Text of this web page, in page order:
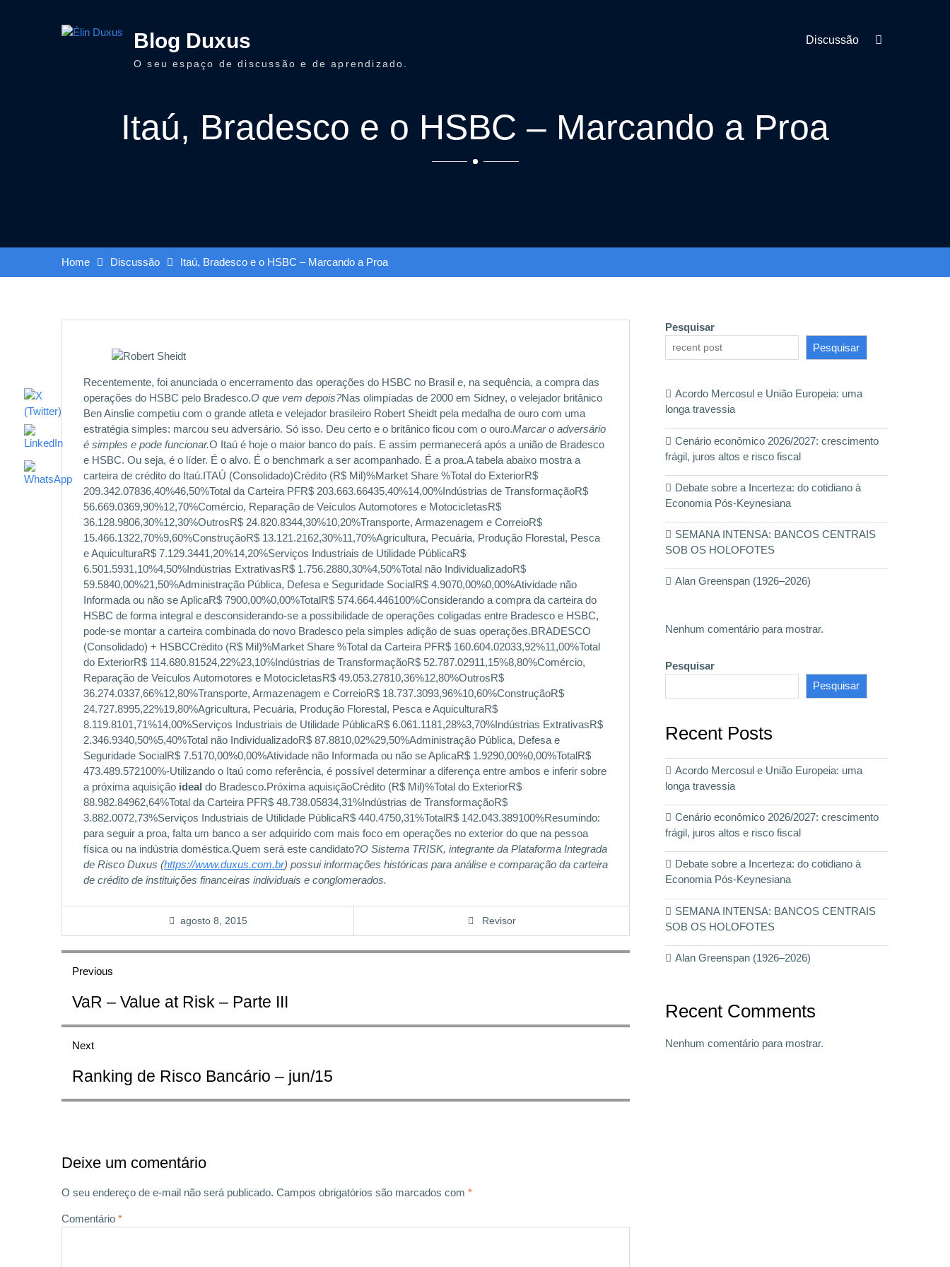
Blog Duxus
O seu espaço de discussão e de aprendizado.
Discussão
Itaú, Bradesco e o HSBC – Marcando a Proa
Home Discussão Itaú, Bradesco e o HSBC – Marcando a Proa
Recentemente, foi anunciada o encerramento das operações do HSBC no Brasil e, na sequência, a compra das
operações do HSBC pelo Bradesco.O que vem depois?Nas olimpíadas de 2000 em Sidney, o velejador britânico
Ben Ainslie competiu com o grande atleta e velejador brasileiro Robert Sheidt pela medalha de ouro com uma
estratégia simples: marcou seu adversário. Só isso. Deu certo e o britânico ficou com o ouro.Marcar o adversário
é simples e pode funcionar.O Itaú é hoje o maior banco do país. E assim permanecerá após a união de Bradesco
e HSBC. Ou seja, é o líder. É o alvo. É o benchmark a ser acompanhado. É a proa.A tabela abaixo mostra a
carteira de crédito do Itaú.ITAÚ (Consolidado)Crédito (R$ Mil)%Market Share %Total do ExteriorR$
209.342.07836,40%46,50%Total da Carteira PFR$ 203.663.66435,40%14,00%Indústrias de TransformaçãoR$
56.669.0369,90%12,70%Comércio, Reparação de Veículos Automotores e MotocicletasR$
36.128.9806,30%12,30%OutrosR$ 24.820.8344,30%10,20%Transporte, Armazenagem e CorreioR$
15.466.1322,70%9,60%ConstruçãoR$ 13.121.2162,30%11,70%Agricultura, Pecuária, Produção Florestal, Pesca
e AquiculturaR$ 7.129.3441,20%14,20%Serviços Industriais de Utilidade PúblicaR$
6.501.5931,10%4,50%Indústrias ExtrativasR$ 1.756.2880,30%4,50%Total não IndividualizadoR$
59.5840,00%21,50%Administração Pública, Defesa e Seguridade SocialR$ 4.9070,00%0,00%Atividade não
Informada ou não se AplicaR$ 7900,00%0,00%TotalR$ 574.664.446100%Considerando a compra da carteira do
HSBC de forma integral e desconsiderando-se a possibilidade de operações coligadas entre Bradesco e HSBC,
pode-se montar a carteira combinada do novo Bradesco pela simples adição de suas operações.BRADESCO
(Consolidado) + HSBCCrédito (R$ Mil)%Market Share %Total da Carteira PFR$ 160.604.02033,92%11,00%Total
do ExteriorR$ 114.680.81524,22%23,10%Indústrias de TransformaçãoR$ 52.787.02911,15%8,80%Comércio,
Reparação de Veículos Automotores e MotocicletasR$ 49.053.27810,36%12,80%OutrosR$
36.274.0337,66%12,80%Transporte, Armazenagem e CorreioR$ 18.737.3093,96%10,60%ConstruçãoR$
24.727.8995,22%19,80%Agricultura, Pecuária, Produção Florestal, Pesca e AquiculturaR$
8.119.8101,71%14,00%Serviços Industriais de Utilidade PúblicaR$ 6.061.1181,28%3,70%Indústrias ExtrativasR$
2.346.9340,50%5,40%Total não IndividualizadoR$ 87.8810,02%29,50%Administração Pública, Defesa e
Seguridade SocialR$ 7.5170,00%0,00%Atividade não Informada ou não se AplicaR$ 1.9290,00%0,00%TotalR$
473.489.572100%-Utilizando o Itaú como referência, é possível determinar a diferença entre ambos e inferir sobre
a próxima aquisição ideal do Bradesco.Próxima aquisiçãoCrédito (R$ Mil)%Total do ExteriorR$
88.982.84962,64%Total da Carteira PFR$ 48.738.05834,31%Indústrias de TransformaçãoR$
3.882.0072,73%Serviços Industriais de Utilidade PúblicaR$ 440.4750,31%TotalR$ 142.043.389100%Resumindo:
para seguir a proa, falta um banco a ser adquirido com mais foco em operações no exterior do que na pessoa
física ou na indústria doméstica.Quem será este candidato?O Sistema TRISK, integrante da Plataforma Integrada
de Risco Duxus (https://www.duxus.com.br) possui informações históricas para análise e comparação da carteira
de crédito de instituições financeiras individuais e conglomerados.
agosto 8, 2015 Revisor
Navegação
de
Post
Previous
post:
VaR – Value at Risk – Parte III
Next
post:
Ranking de Risco Bancário – jun/15
Deixe um comentário
O seu endereço de e-mail não será publicado. Campos obrigatórios são marcados com *
Comentário *
Pesquisar
Pesquisar
Acordo Mercosul e União Europeia: uma
longa travessia
Cenário econômico 2026/2027: crescimento
frágil, juros altos e risco fiscal
Debate sobre a Incerteza: do cotidiano à
Economia Pós-Keynesiana
SEMANA INTENSA: BANCOS CENTRAIS
SOB OS HOLOFOTES
Alan Greenspan (1926–2026)
Nenhum comentário para mostrar.
Pesquisar
Pesquisar
Recent Posts
Acordo Mercosul e União Europeia: uma
longa travessia
Cenário econômico 2026/2027: crescimento
frágil, juros altos e risco fiscal
Debate sobre a Incerteza: do cotidiano à
Economia Pós-Keynesiana
SEMANA INTENSA: BANCOS CENTRAIS
SOB OS HOLOFOTES
Alan Greenspan (1926–2026)
Recent Comments
Nenhum comentário para mostrar.